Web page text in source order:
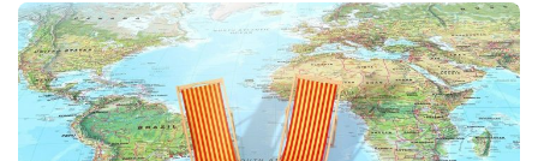
Un
Salon
De
Jardin
En
Aluminium
?